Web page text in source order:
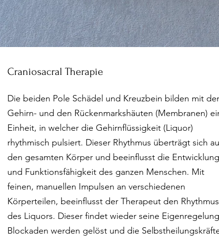
Craniosacral Therapie
Die beiden Pole Schädel und Kreuzbein bilden mit
Gehirn- und den Rückenmarkshäuten (Membranen)
Einheit, in welcher die Gehirnflüssigkeit (Liquor)
rhythmisch pulsiert. Dieser Rhythmus überträgt sich
den gesamten Körper und beeinflusst die Entwicklung
und Funktionsfähigkeit des ganzen Menschen. Mit
feinen, manuellen Impulsen an verschiedenen
Körperteilen, beeinflusst der Therapeut den Rhythmus
des Liquors. Dieser findet wieder seine
Blockaden werden gelöst und die